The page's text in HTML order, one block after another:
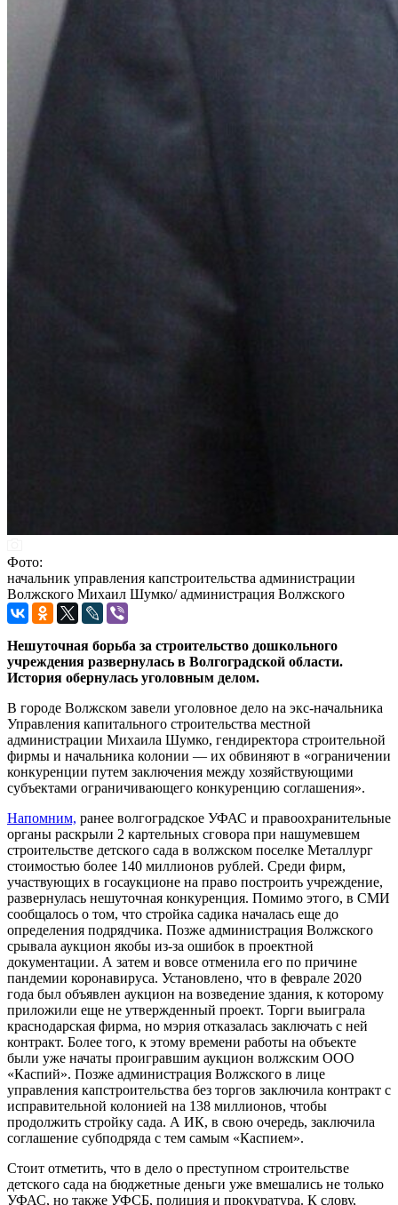
Фото:
начальник управления капстроительства администрации
Волжского Михаил Шумко/ администрация Волжского
Нешуточная борьба за строительство дошкольного
учреждения развернулась в Волгоградской области.
История обернулась уголовным делом.
В городе Волжском завели уголовное дело на экс-начальника
Управления капитального строительства местной
администрации Михаила Шумко, гендиректора строительной
фирмы и начальника колонии — их обвиняют в «ограничении
конкуренции путем заключения между хозяйствующими
субъектами ограничивающего конкуренцию соглашения».
Напомним, ранее волгоградское УФАС и правоохранительные
органы раскрыли 2 картельных сговора при нашумевшем
строительстве детского сада в волжском поселке Металлург
стоимостью более 140 миллионов рублей. Среди фирм,
участвующих в госаукционе на право построить учреждение,
развернулась нешуточная конкуренция. Помимо этого, в СМИ
сообщалось о том, что стройка садика началась еще до
определения подрядчика. Позже администрация Волжского
срывала аукцион якобы из-за ошибок в проектной
документации. А затем и вовсе отменила его по причине
пандемии коронавируса. Установлено, что в феврале 2020
года был объявлен аукцион на возведение здания, к которому
приложили еще не утвержденный проект. Торги выиграла
краснодарская фирма, но мэрия отказалась заключать с ней
контракт. Более того, к этому времени работы на объекте
были уже начаты проигравшим аукцион волжским ООО
«Каспий». Позже администрация Волжского в лице
управления капстроительства без торгов заключила контракт с
исправительной колонией на 138 миллионов, чтобы
продолжить стройку сада. А ИК, в свою очередь, заключила
соглашение субподряда с тем самым «Каспием».
Стоит отметить, что в дело о преступном строительстве
детского сада на бюджетные деньги уже вмешались не только
УФАС, но также УФСБ, полиция и прокуратура. К слову,